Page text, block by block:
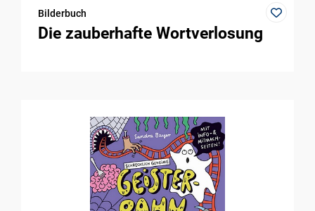
Bilderbuch
Die zauberhafte Wortverlosung